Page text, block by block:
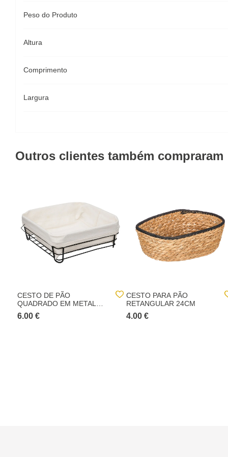
Peso do Produto
Altura
Comprimento
Largura
Outros clientes também compraram
CESTO DE PÃO
QUADRADO EM METAL
COM TECIDO BRANCO
6.00 €
CESTO PARA PÃO
RETANGULAR 24CM
4.00 €